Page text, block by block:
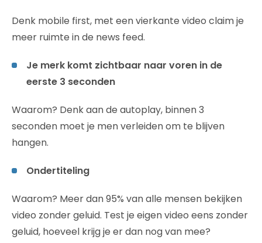
Denk mobile first, met een vierkante video claim je
meer ruimte in de news feed.
Je merk komt zichtbaar naar voren in de
eerste 3 seconden
Waarom? Denk aan de autoplay, binnen 3
seconden moet je men verleiden om te blijven
hangen.
Ondertiteling
Waarom? Meer dan 95% van alle mensen bekijken
video zonder geluid. Test je eigen video eens zonder
geluid, hoeveel krijg je er dan nog van mee?